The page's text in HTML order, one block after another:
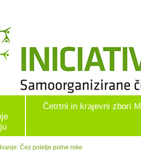
Četrtni in krajevni zbori
Čez poletje polne roke